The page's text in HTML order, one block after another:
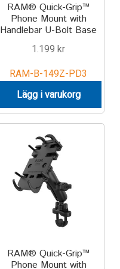
RAM® Quick-Grip™
Phone Mount with
Handlebar U-Bolt Base
1.199 kr
RAM-B-149Z-PD3
Lägg i varukorg
RAM® Quick-Grip™
Phone Mount with